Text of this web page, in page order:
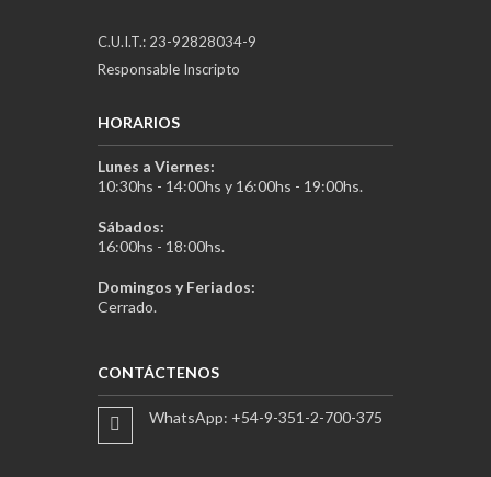
C.U.I.T.: 23-92828034-9
Responsable Inscripto
HORARIOS
Lunes a Viernes:
10:30hs - 14:00hs y 16:00hs - 19:00hs.
Sábados:
16:00hs - 18:00hs.
Domingos y Feriados:
Cerrado.
CONTÁCTENOS
WhatsApp: +54-9-351-2-700-375